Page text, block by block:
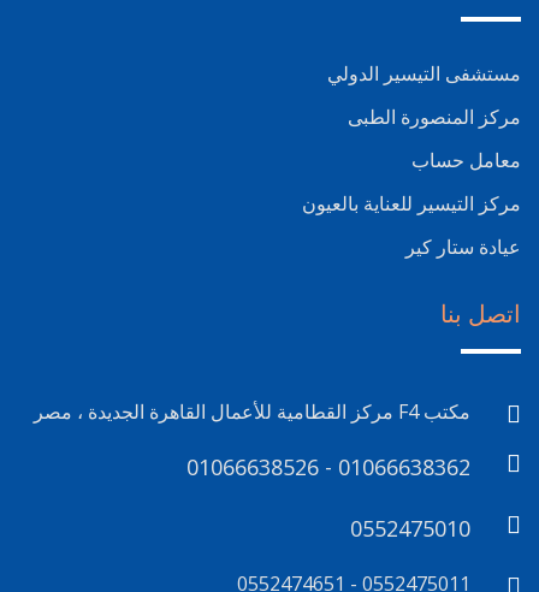
مستشفى التيسير الدولي
مركز المنصورة الطبى
معامل حساب
مركز التيسير للعناية بالعيون
عيادة ستار كير
اتصل بنا
مكتب F4 مركز القطامية للأعمال القاهرة الجديدة ، مصر
01066638526 - 01066638362
0552475010
0552475011 - 0552474651